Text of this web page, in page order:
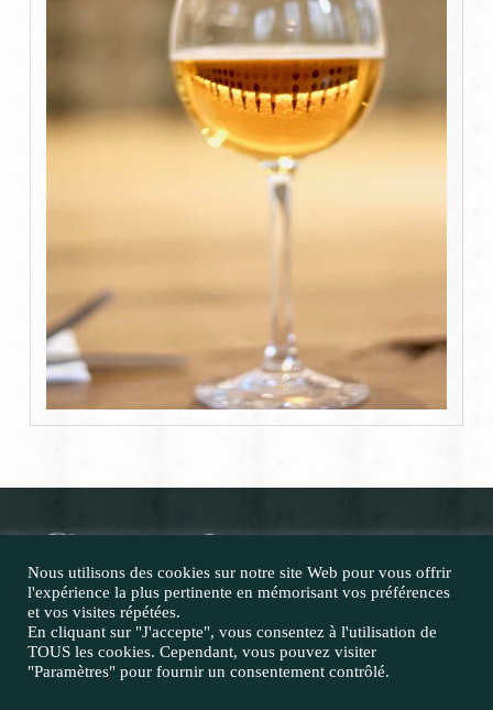
Inscrivez vous à la newsletter
Mentions légales
Nous utilisons des cookies sur notre site Web pour vous offrir
l'expérience la plus pertinente en mémorisant vos préférences
et vos visites répétées.
En cliquant sur "J'accepte", vous consentez à l'utilisation de
TOUS les cookies. Cependant, vous pouvez visiter
"Paramètres" pour fournir un consentement contrôlé.